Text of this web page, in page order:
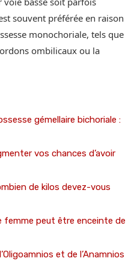
souvent préférée en raison
monochoriale, tels que
ombilicaux ou la
gémellaire bichoriale :
vos chances d’avoir
de kilos devez-vous
femme peut être enceinte de
et de l’Anamnios